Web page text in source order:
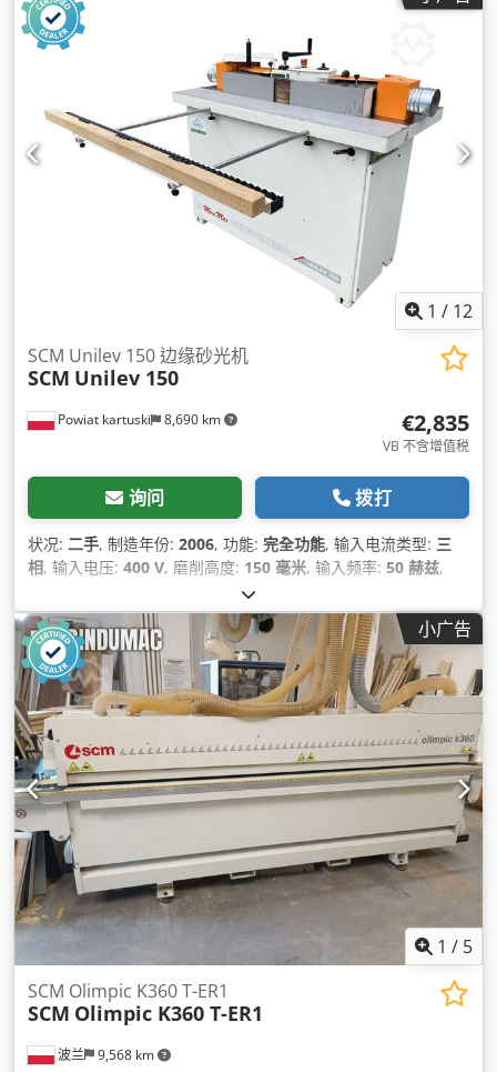
1 / 12
Powiat kartuski 8,690 km
SCM Unilev 150 边缘砂光机
SCM Unilev 150
€2,835
VB 不含增值税
询问 拨打
状况: 二手, 制造年份: 2006, 功能: 完全功能, 输入电流类型: 三
相, 输入电压: 400 V, 磨削高度: 150 毫米, 输入频率: 50 赫兹,
小广告
1 / 5
波兰 9,568 km
SCM Olimpic K360 T-ER1
SCM Olimpic K360 T-ER1